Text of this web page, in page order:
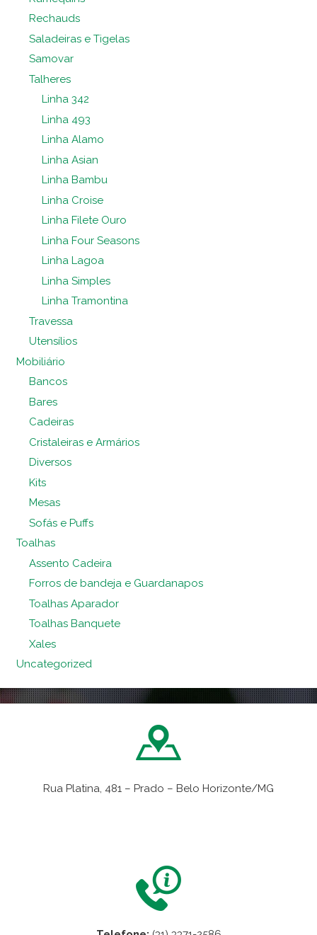
Rechauds
Saladeiras e Tigelas
Samovar
Talheres
Linha 342
Linha 493
Linha Alamo
Linha Asian
Linha Bambu
Linha Croise
Linha Filete Ouro
Linha Four Seasons
Linha Lagoa
Linha Simples
Linha Tramontina
Travessa
Utensílios
Mobiliário
Bancos
Bares
Cadeiras
Cristaleiras e Armários
Diversos
Kits
Mesas
Sofás e Puffs
Toalhas
Assento Cadeira
Forros de bandeja e Guardanapos
Toalhas Aparador
Toalhas Banquete
Xales
Uncategorized
Rua Platina, 481 – Prado – Belo Horizonte/MG